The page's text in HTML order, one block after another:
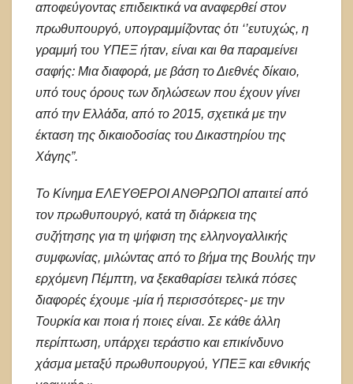
αποφεύγοντας επιδεικτικά να αναφερθεί στον
πρωθυπουργό, υπογραμμίζοντας ότι ‘’ευτυχώς, η
γραμμή του ΥΠΕΞ ήταν, είναι και θα παραμείνει
σαφής: Μια διαφορά, με βάση το Διεθνές δίκαιο,
υπό τους όρους των δηλώσεων που έχουν γίνει
από την Ελλάδα, από το 2015, σχετικά με την
έκταση της δικαιοδοσίας του Δικαστηρίου της
Χάγης”.
Το Κίνημα ΕΛΕΥΘΕΡΟΙ ΑΝΘΡΩΠΟΙ απαιτεί από
τον πρωθυπουργό, κατά τη διάρκεια της
συζήτησης για τη ψήφιση της ελληνογαλλικής
συμφωνίας, μιλώντας από το βήμα της Βουλής την
ερχόμενη Πέμπτη, να ξεκαθαρίσει τελικά πόσες
διαφορές έχουμε -μία ή περισσότερες- με την
Τουρκία και ποια ή ποιες είναι. Σε κάθε άλλη
περίπτωση, υπάρχει τεράστιο και επικίνδυνο
χάσμα μεταξύ πρωθυπουργού, ΥΠΕΞ και εθνικής